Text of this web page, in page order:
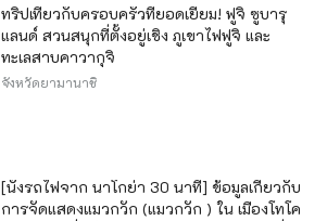
ทริปเที่ยวกับครอบครัวที่ยอดเยี่ยม! ฟูจิ ซูบารุ
แลนด์ สวนสนุกที่ตั้งอยู่เชิง ภูเขาไฟฟูจิ และ
ทะเลสาบคาวากุจิ
จังหวัดยามานาชิ
[นั่งรถไฟจาก นาโกย่า 30 นาที] ข้อมูลเกี่ยวกับ
การจัดแสดงแมวกวัก (แมวกวัก ) ใน เมืองโทโค